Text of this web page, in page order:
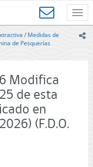
/ Medidas de
de Pesquerías
Modifica
de esta
en
(F.D.O.